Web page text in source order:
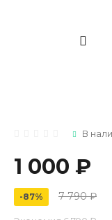
В
1 000 ₽
-87% 7 790 ₽